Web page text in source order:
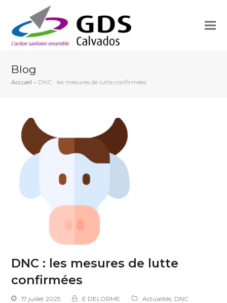
Blog
Accueil » DNC : les mesures de lutte confirmées
DNC : les mesures de lutte
confirmées
17 juillet 2025 E DELORME Actualités DNC